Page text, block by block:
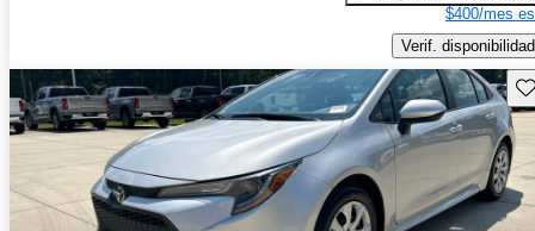
$400/mes
Verif. disponibilidad